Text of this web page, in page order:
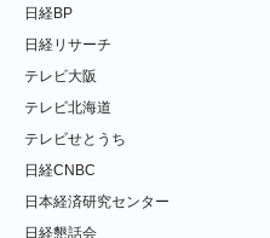
日経BP
日経リサーチ
テレビ大阪
テレビ北海道
テレビせとうち
日経CNBC
日本経済研究センター
日経懇話会